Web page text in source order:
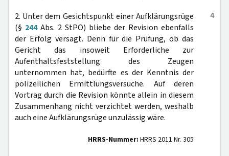
4
2. Unter dem Gesichtspunkt einer Aufklärungsrüge
(§ 244Abs. 2 StPO) bliebe der Revision ebenfalls
der Erfolg versagt. Denn für die Prüfung, ob das
Gericht das insoweit Erforderliche zur
Aufenthaltsfeststellung des Zeugen
unternommen hat, bedürfte es der Kenntnis der
polizeilichen Ermittlungsversuche. Auf deren
Vortrag durch die Revision könnte allein in diesem
Zusammenhang nicht verzichtet werden, weshalb
auch eine Aufklärungsrüge unzulässig wäre.
HRRS-Nummer: HRRS 2011 Nr. 305